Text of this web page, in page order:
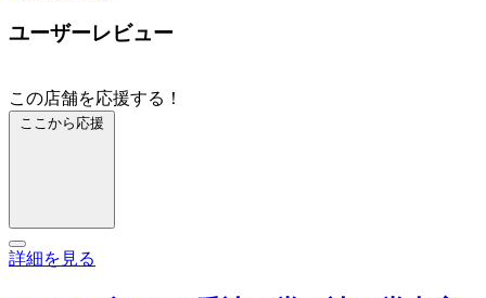
ユーザーレビュー
この店舗を応援する！
ここから応援
詳細を見る